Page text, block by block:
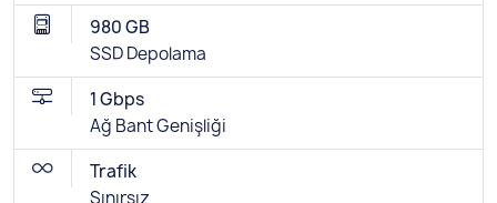
980 GB
SSD Depolama
1 Gbps
Ağ Bant Genişliği
Trafik
Sınırsız